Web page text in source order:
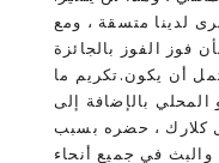
لدينا متسقة ، ومع
فوز الفوز بالجائزة
أن يكون.تكريم ما
المحلي بالإضافة إلى
كلارك ، حضره بسبب
والبث في جميع أنحاء